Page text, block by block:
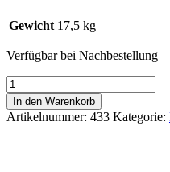
Gewicht 17,5 kg
Verfügbar bei Nachbestellung
SCORPIO
Menge
In den Warenkorb
Artikelnummer: 433 Kategorie: